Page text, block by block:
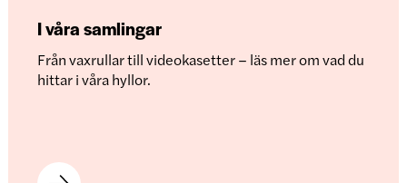
I våra samlingar
Från vaxrullar till videokasetter – läs mer om vad du
hittar i våra hyllor.